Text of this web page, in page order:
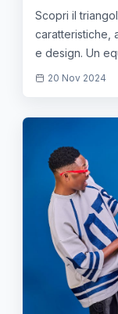
Scopri il
caratteristiche,
e design. Un
20 Nov 2024